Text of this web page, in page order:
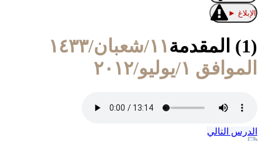
الإبلاغ ►
(1) المقدمة
١١/شعبان/١٤٣٣
الموافق ١/يوليو/٢٠١٢
الدرس التالي